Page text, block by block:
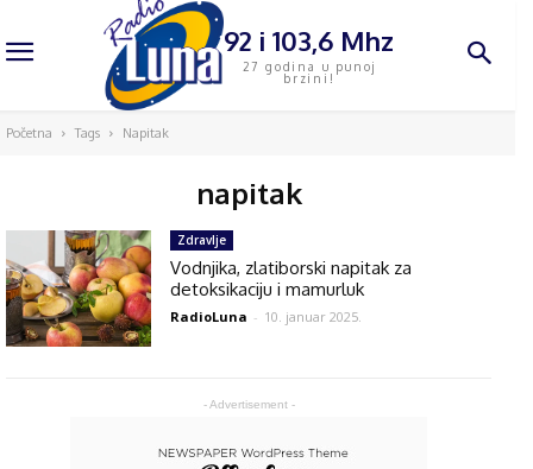
92 i 103,6 Mhz
27 godina u punoj
brzini!
Početna Tags Napitak
napitak
- Advertisement -
Zdravlje
Vodnjika, zlatiborski napitak za
detoksikaciju i mamurluk
RadioLuna - 10. januar 2025.